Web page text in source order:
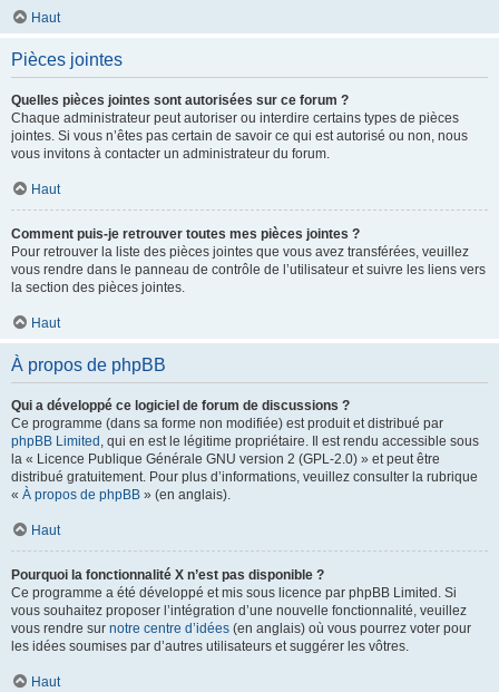
Haut
Pièces jointes
Quelles pièces jointes sont autorisées sur ce forum ?
Chaque administrateur peut autoriser ou interdire certains types de pièces
jointes. Si vous n’êtes pas certain de savoir ce qui est autorisé ou non, nous
vous invitons à contacter un administrateur du forum.
Haut
Comment puis-je retrouver toutes mes pièces jointes ?
Pour retrouver la liste des pièces jointes que vous avez transférées, veuillez
vous rendre dans le panneau de contrôle de l’utilisateur et suivre les liens vers
la section des pièces jointes.
Haut
À propos de phpBB
Qui a développé ce logiciel de forum de discussions ?
Ce programme (dans sa forme non modifiée) est produit et distribué par
phpBB Limited , qui en est le légitime propriétaire. Il est rendu accessible sous
la « Licence Publique Générale GNU version 2 (GPL-2.0) » et peut être
distribué gratuitement. Pour plus d’informations, veuillez consulter la rubrique
« À propos de phpBB » (en anglais).
Haut
Pourquoi la fonctionnalité X n’est pas disponible ?
Ce programme a été développé et mis sous licence par phpBB Limited. Si
vous souhaitez proposer l’intégration d’une nouvelle fonctionnalité, veuillez
vous rendre sur notre centre d’idées (en anglais) où vous pourrez voter pour
les idées soumises par d’autres utilisateurs et suggérer les vôtres.
Haut